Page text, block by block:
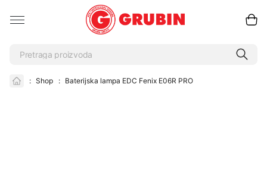
: Shop : Baterijska lampa EDC Fenix E06R PRO